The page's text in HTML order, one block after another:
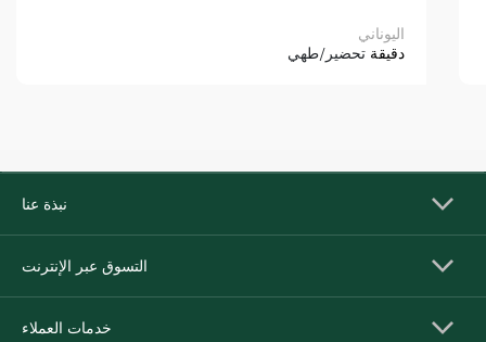
اليوناني
دقيقة تحضير/طهي
نبذة عنا
التسوق عبر الإنترنت
خدمات العملاء